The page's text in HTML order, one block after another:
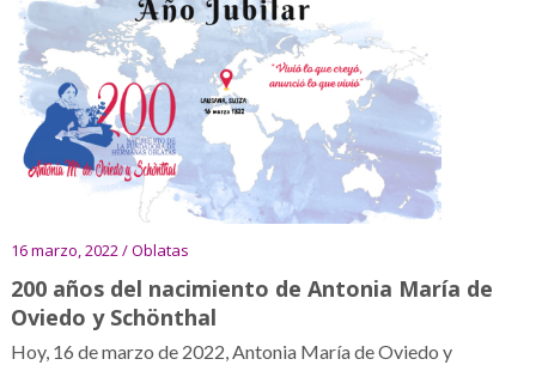
16 marzo, 2022 / Oblatas
200 años del nacimiento de Antonia María de
Oviedo y Schönthal
Hoy, 16 de marzo de 2022, Antonia María de Oviedo y